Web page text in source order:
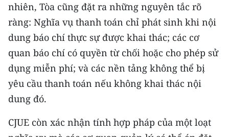
E-Magazine
Video
Media Chính trị
Media Kinh tế
Media Văn hóa
Media Xã hội
nhiên, Tòa cũng đặt ra những nguyên tắc rõ
ràng: Nghĩa vụ thanh toán chỉ phát sinh khi nội
dung báo chí thực sự được khai thác; các cơ
quan báo chí có quyền từ chối hoặc cho phép sử
dụng miễn phí; và các nền tảng không thể bị
yêu cầu thanh toán nếu không khai thác nội
dung đó.
CJUE còn xác nhận tính hợp pháp của một loạt